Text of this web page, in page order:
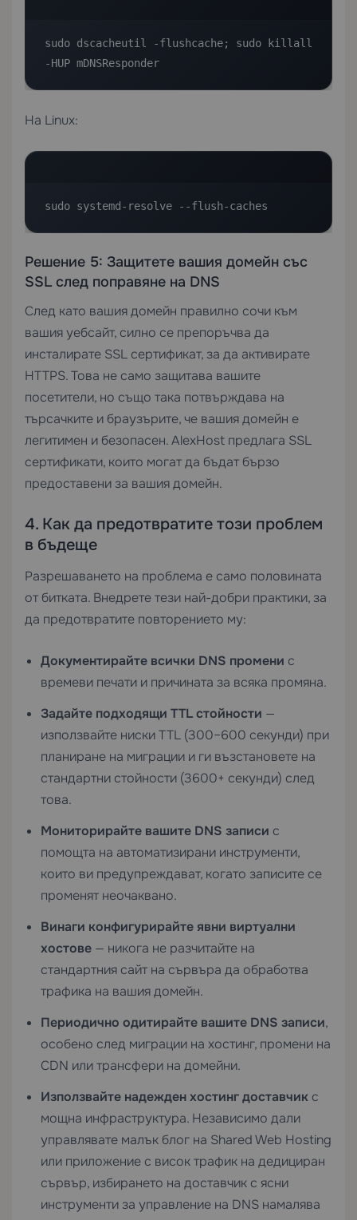
sudo dscacheutil -flushcache; sudo killall
-HUP mDNSResponder
На Linux:
sudo systemd-resolve --flush-caches
Решение 5: Защитете вашия домейн със
SSL след поправяне на DNS
След като вашия домейн правилно сочи към
вашия уебсайт, силно се препоръчва да
инсталирате SSL сертификат, за да активирате
HTTPS. Това не само защитава вашите
посетители, но също така потвърждава на
търсачките и браузърите, че вашия домейн е
легитимен и безопасен. AlexHost предлага SSL
сертификати, които могат да бъдат бързо
предоставени за вашия домейн.
4. Как да предотвратите този проблем
в бъдеще
Разрешаването на проблема е само половината
от битката. Внедрете тези най-добри практики, за
да предотвратите повторението му:
Документирайте всички DNS промени с
времеви печати и причината за всяка промяна.
Задайте подходящи TTL стойности —
използвайте ниски TTL (300–600 секунди) при
планиране на миграции и ги възстановете на
стандартни стойности (3600+ секунди) след
това.
Мониторирайте вашите DNS записи с
помощта на автоматизирани инструменти,
които ви предупреждават, когато записите се
променят неочаквано.
Винаги конфигурирайте явни виртуални
хостове — никога не разчитайте на
стандартния сайт на сървъра да обработва
трафика на вашия домейн.
Периодично одитирайте вашите DNS записи,
особено след миграции на хостинг, промени на
CDN или трансфери на домейни.
Използвайте надежден хостинг доставчик с
мощна инфраструктура. Независимо дали
управлявате малък блог на Shared Web Hosting
или приложение с висок трафик на дедициран
сървър, избирането на доставчик с ясни
инструменти за управление на DNS намалява